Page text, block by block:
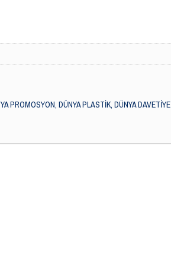
PROMOSYON, DÜNYA PLASTİK, DÜNYA DAVETİYE